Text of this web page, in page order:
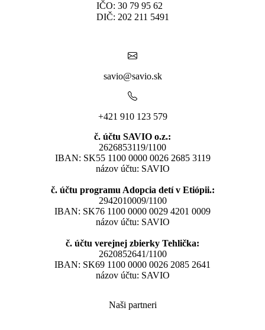
IČO: 30 79 95 62
DIČ: 202 211 5491
savio@savio.sk
+421 910 123 579
č. účtu SAVIO o.z.:
2626853119/1100
IBAN: SK55 1100 0000 0026 2685 3119
názov účtu: SAVIO
č. účtu programu Adopcia detí v Etiópii.:
2942010009/1100
IBAN: SK76 1100 0000 0029 4201 0009
názov účtu: SAVIO
č. účtu verejnej zbierky Tehlička:
2620852641/1100
IBAN: SK69 1100 0000 0026 2085 2641
názov účtu: SAVIO
Naši partneri